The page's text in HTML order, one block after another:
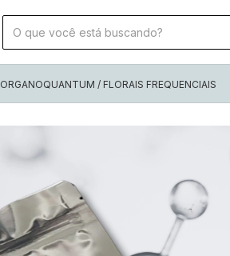
ORGANOQUANTUM / FLORAIS FREQUENCIAIS